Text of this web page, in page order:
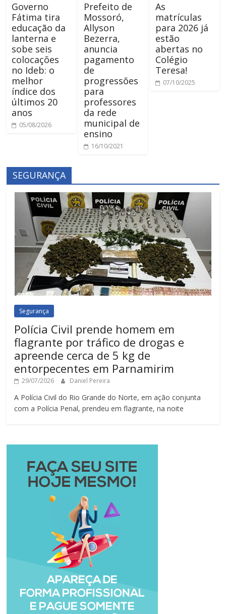
Governo
Fátima tira
educação da
lanterna e
sobe seis
colocações
no Ideb: o
melhor
índice dos
últimos 20
anos
05/08/2026
Prefeito de
Mossoró,
Allyson
Bezerra,
anuncia
pagamento
de
progressões
para
professores
da rede
municipal de
ensino
16/10/2021
As
matrículas
para 2026 já
estão
abertas no
Colégio
Teresa!
07/10/2025
SEGURANÇA
Segurança
Polícia Civil prende homem em
flagrante por tráfico de drogas e
apreende cerca de 5 kg de
entorpecentes em Parnamirim
29/07/2026 Daniel Pereira
A Polícia Civil do Rio Grande do Norte, em ação conjunta
com a Polícia Penal, prendeu em flagrante, na noite